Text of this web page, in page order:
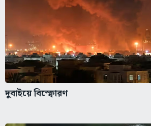
দুবাইয়ে বিস্ফোরণ